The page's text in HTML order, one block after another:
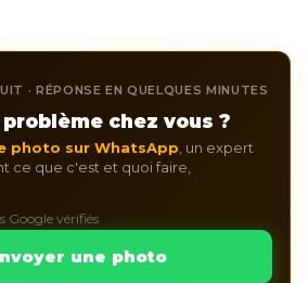
· RÉPONSE EN QUELQUES MINUTES
chez vous ?
photo sur WhatsApp , un expert
ce que c'est et quoi faire,
Google vérifiés
une photo